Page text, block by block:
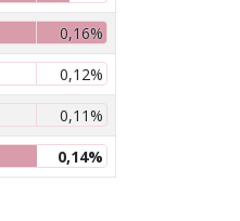
0,16%
0,12%
0,11%
0,14%